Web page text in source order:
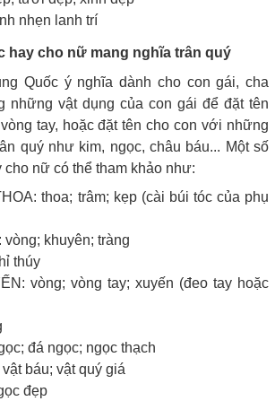
nhẹn lanh trí
hay cho nữ mang nghĩa trân quý
Quốc ý nghĩa dành cho con gái, cha
những vật dụng của con gái để đặt tên
tay, hoặc đặt tên cho con với những
quý như kim, ngọc, châu báu... Một số
cho nữ có thể tham khảo như:
thoa; trâm; kẹp (cài búi tóc của phụ
vòng; khuyên; tràng
thúy
vòng; vòng tay; xuyến (đeo tay hoặc
đá ngọc; ngọc thạch
báu; vật quý giá
đẹp